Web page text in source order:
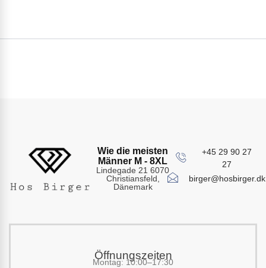
Wie die meisten
Männer M - 8XL
Lindegade 21 6070
Christiansfeld,
Dänemark
+45 29 90 27
27
birger@hosbirger.dk
Öffnungszeiten
Montag: 10:00–17:30